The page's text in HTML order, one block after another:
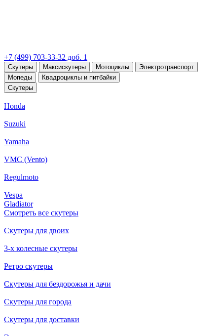
+7 (499) 703-33-32 доб. 1
Скутеры Максискутеры Мотоциклы
Электротранспорт
Мопеды
Квадроциклы и питбайки
Скутеры
Honda
Suzuki
Yamaha
VMC (Vento)
Regulmoto
Vespa
Gladiator
Смотреть все скутеры
Скутеры для двоих
3-х колесные скутеры
Ретро скутеры
Скутеры для бездорожья и дачи
Скутеры для города
Скутеры для доставки